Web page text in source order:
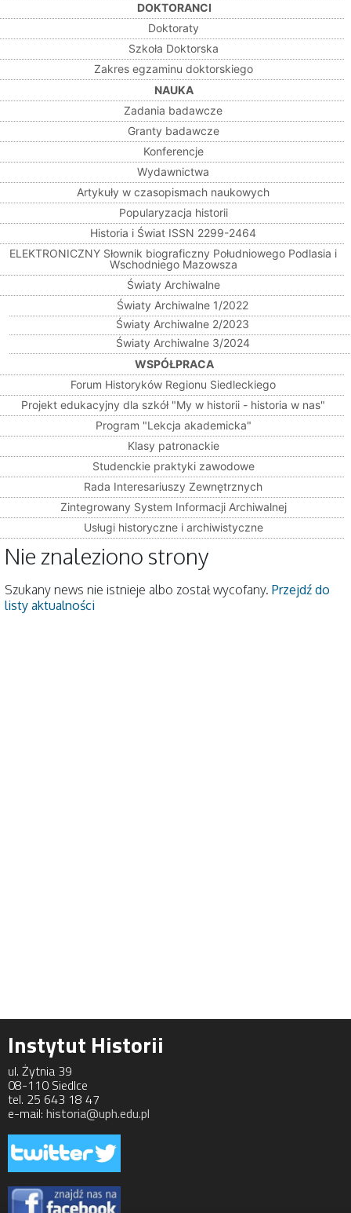
DOKTORANCI
Doktoraty
Szkoła Doktorska
Zakres egzaminu doktorskiego
NAUKA
Zadania badawcze
Granty badawcze
Konferencje
Wydawnictwa
Artykuły w czasopismach naukowych
Popularyzacja historii
Historia i Świat ISSN 2299-2464
ELEKTRONICZNY Słownik biograficzny Południowego Podlasia i
Wschodniego Mazowsza
Światy Archiwalne
Światy Archiwalne 1/2022
Światy Archiwalne 2/2023
Światy Archiwalne 3/2024
WSPÓŁPRACA
Forum Historyków Regionu Siedleckiego
Projekt edukacyjny dla szkół "My w historii - historia w nas"
Program "Lekcja akademicka"
Klasy patronackie
Studenckie praktyki zawodowe
Rada Interesariuszy Zewnętrznych
Zintegrowany System Informacji Archiwalnej
Usługi historyczne i archiwistyczne
Nie znaleziono strony
Szukany news nie istnieje albo został wycofany. Przejdź do
listy aktualności
Instytut Historii
ul. Żytnia 39
08-110 Siedlce
tel. 25 643 18 47
e-mail: historia@uph.edu.pl